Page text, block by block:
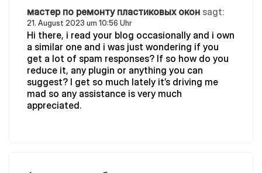
мастер по ремонту пластиковых окон sagt:
21. August 2023 um 10:56 Uhr
Hi there, i read your blog occasionally and i own
a similar one and i was just wondering if you
get a lot of spam responses? If so how do you
reduce it, any plugin or anything you can
suggest? I get so much lately it’s driving me
mad so any assistance is very much
appreciated.